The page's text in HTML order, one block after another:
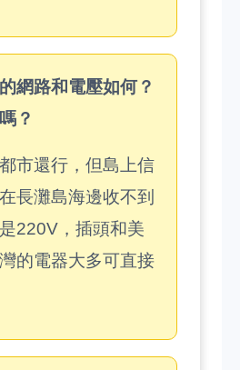
網路和電壓如何？
？
市還行，但島上信
長灘島海邊收不到
220V，插頭和美
的電器大多可直接